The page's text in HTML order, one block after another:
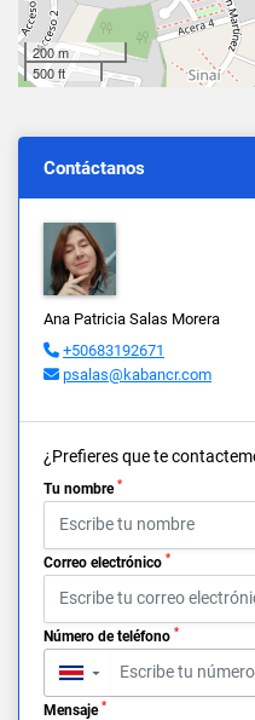
200 m
500 ft
Contáctanos
Ana Patricia Salas Morera
+50683192671
psalas@kabancr.com
¿Prefieres que te
Tu nombre *
Correo electrónico *
Número de teléfono *
▼
Mensaje *